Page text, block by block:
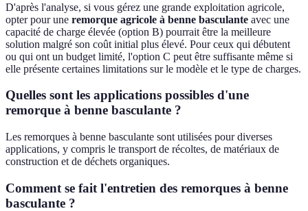
D'après l'analyse, si vous gérez une grande exploitation agricole,
opter pour une remorque agricole à benne basculante avec une
capacité de charge élevée (option B) pourrait être la meilleure
solution malgré son coût initial plus élevé. Pour ceux qui débutent
ou qui ont un budget limité, l'option C peut être suffisante même si
elle présente certaines limitations sur le modèle et le type de charges.
Quelles sont les applications possibles d'une
remorque à benne basculante ?
Les remorques à benne basculante sont utilisées pour diverses
applications, y compris le transport de récoltes, de matériaux de
construction et de déchets organiques.
Comment se fait l'entretien des remorques à benne
basculante ?